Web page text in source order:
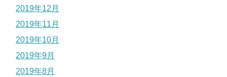
2019年12月
2019年11月
2019年10月
2019年9月
2019年8月